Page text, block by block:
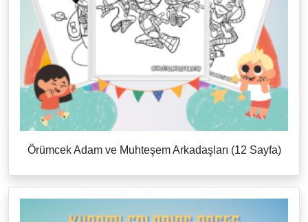
Örümcek Adam ve Muhteşem Arkadaşları (12 Sayfa)